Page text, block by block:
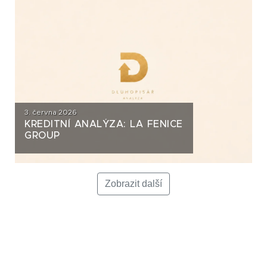
3. června 2026
KREDITNÍ ANALÝZA: LA FENICE
GROUP
Zobrazit další